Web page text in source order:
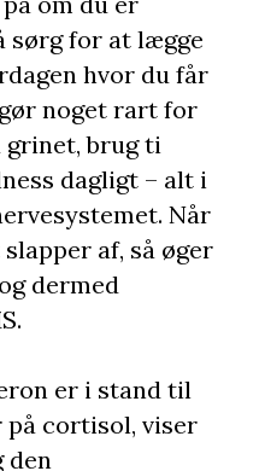
sørg for at lægge
hvor du får
noget rart for
grinet, brug ti
dagligt – alt i
Når
af, så øger
dermed
er i stand til
cortisol, viser
den